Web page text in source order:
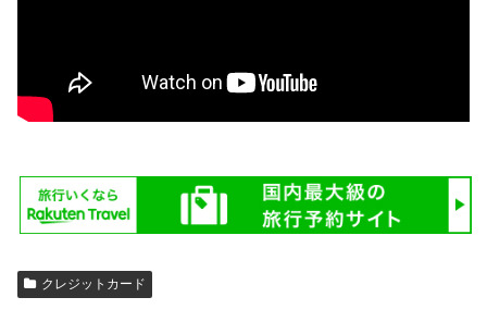
クレジットカード